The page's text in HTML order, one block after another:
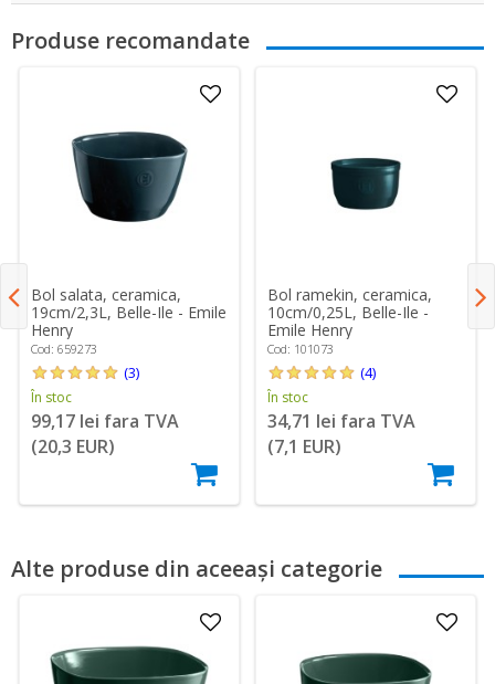
Produse recomandate
Bol salata, ceramica,
19cm/2,3L, Belle-Ile - Emile
Henry
Cod: 659273
(3)
În stoc
99,17 lei fara TVA
(20,3 EUR)
Bol ramekin, ceramica,
10cm/0,25L, Belle-Ile -
Emile Henry
Cod: 101073
(4)
În stoc
34,71 lei fara TVA
(7,1 EUR)
Alte produse din aceeași categorie